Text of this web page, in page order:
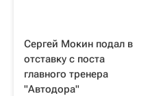
Сергей Мокин подал в
отставку с поста
главного тренера
"Автодора"